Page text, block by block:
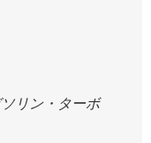
リン・ターボ